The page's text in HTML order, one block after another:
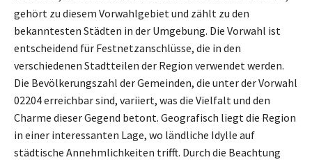
gehört zu diesem Vorwahlgebiet und zählt zu den
bekanntesten Städten in der Umgebung. Die Vorwahl ist
entscheidend für Festnetzanschlüsse, die in den
verschiedenen Stadtteilen der Region verwendet werden.
Die Bevölkerungszahl der Gemeinden, die unter der Vorwahl
02204 erreichbar sind, variiert, was die Vielfalt und den
Charme dieser Gegend betont. Geografisch liegt die Region
in einer interessanten Lage, wo ländliche Idylle auf
städtische Annehmlichkeiten trifft. Durch die Beachtung